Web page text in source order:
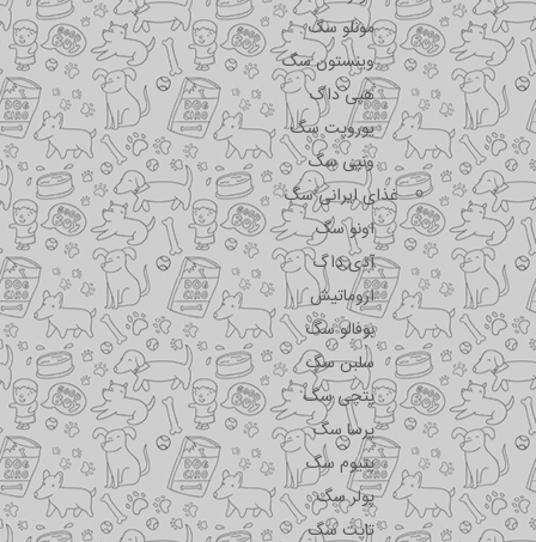
مونلو سگ
وینستون سگ
هپی داگ
یوروپت سگ
ونپی سگ
غذای ایرانی سگ
اونو سگ
آدی داگ
اروماتیش
بوفالو سگ
سلبن سگ
پتچی سگ
پرسا سگ
پتیوم سگ
پولر سگ
تاپت سگ